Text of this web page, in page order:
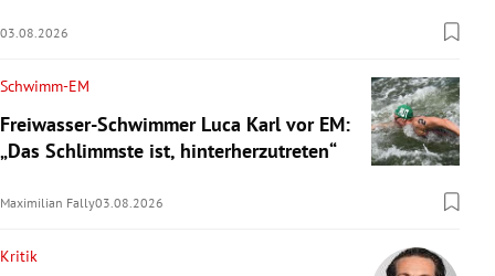
03.08.2026
Schwimm-EM
Freiwasser-Schwimmer Luca Karl vor EM:
„Das Schlimmste ist, hinterherzutreten“
Maximilian Fally03.08.2026
Kritik